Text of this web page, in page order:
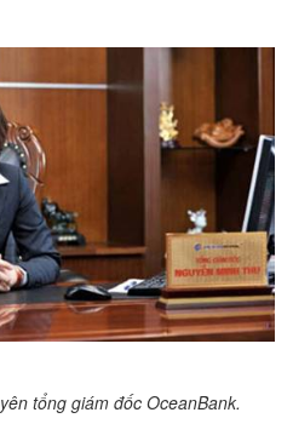
tổng giám đốc OceanBank.